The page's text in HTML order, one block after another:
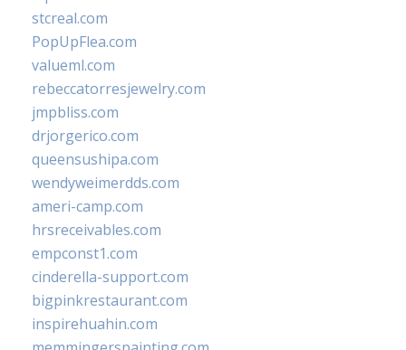
stcreal.com
PopUpFlea.com
valueml.com
rebeccatorresjewelry.com
jmpbliss.com
drjorgerico.com
queensushipa.com
wendyweimerdds.com
ameri-camp.com
hrsreceivables.com
empconst1.com
cinderella-support.com
bigpinkrestaurant.com
inspirehuahin.com